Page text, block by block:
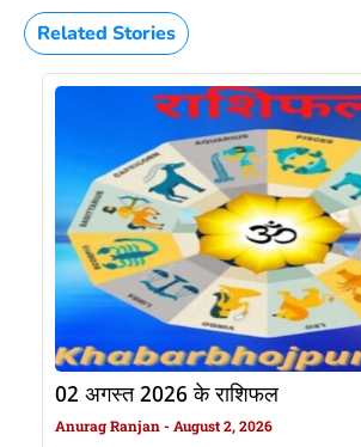
Related Stories
02 अगस्त 2026 के राशिफल
Anurag Ranjan August 2, 2026